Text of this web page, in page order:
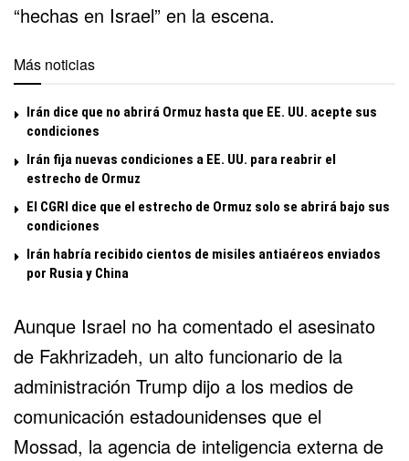
“hechas en Israel” en la escena.
Más noticias
Irán dice que no abrirá Ormuz hasta que EE. UU. acepte sus
condiciones
Irán fija nuevas condiciones a EE. UU. para reabrir el
estrecho de Ormuz
El CGRI dice que el estrecho de Ormuz solo se abrirá bajo sus
condiciones
Irán habría recibido cientos de misiles antiaéreos enviados
por Rusia y China
Aunque Israel no ha comentado el asesinato
de Fakhrizadeh, un alto funcionario de la
administración Trump dijo a los medios de
comunicación estadounidenses que el
Mossad, la agencia de inteligencia externa de